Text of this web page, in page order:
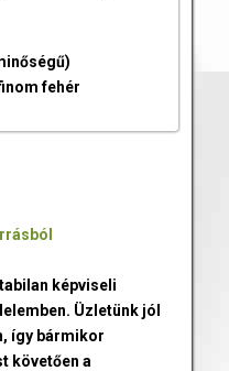
fehér
képviseli
Üzletünk jól
így bármikor
követően a